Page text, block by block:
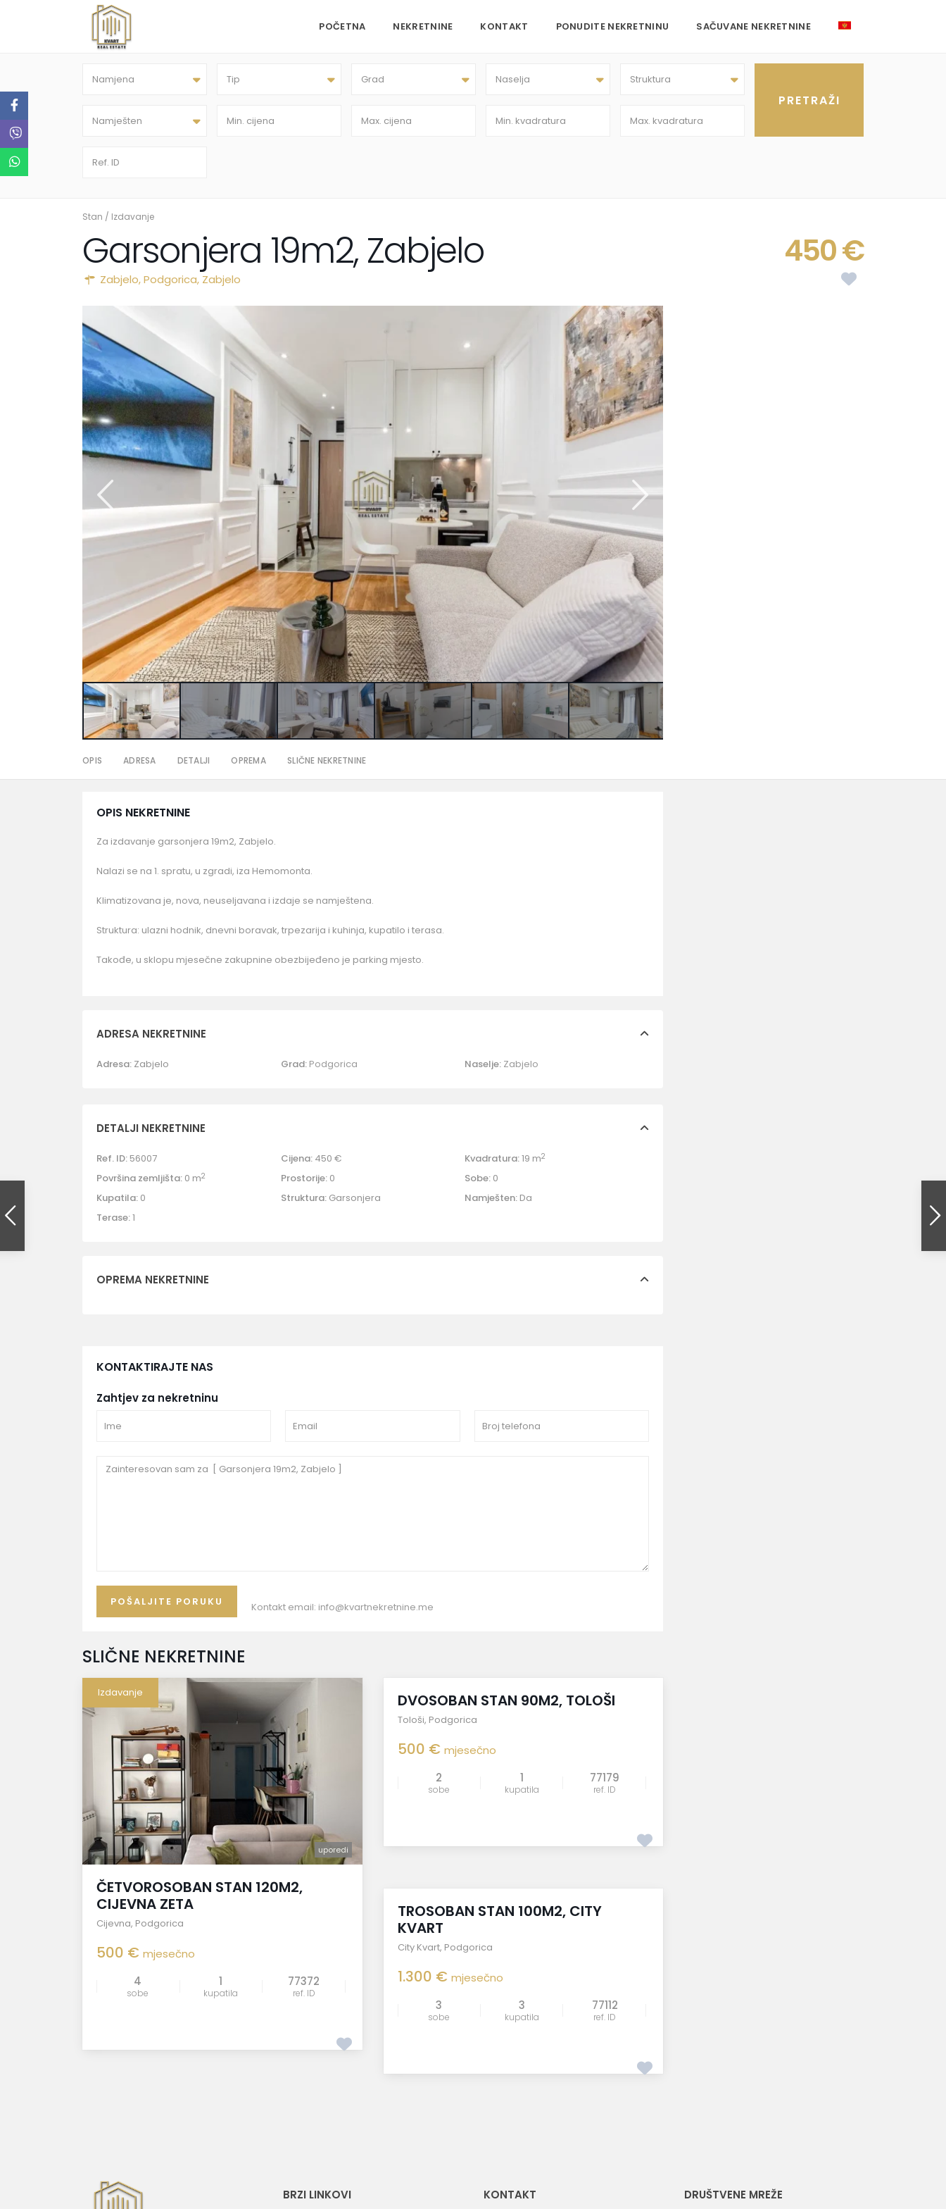
POČETNA NEKRETNINE KONTAKT PONUDITE NEKRETNINU SAČUVANE NEKRETNINE
Namjena Tip Grad Naselja Struktura
Namješten
Stan / Izdavanje
Garsonjera 19m2, Zabjelo 450 €
Zabjelo,Podgorica, Zabjelo
OPIS ADRESA DETALJI OPREMA SLIČNE NEKRETNINE
OPIS NEKRETNINE
Za izdavanje garsonjera 19m2, Zabjelo.
Nalazi se na 1. spratu, u zgradi, iza Hemomonta.
Klimatizovana je, nova, neuseljavana i izdaje se namještena.
Struktura: ulazni hodnik, dnevni boravak, trpezarija i kuhinja, kupatilo i terasa.
Takođe, u sklopu mjesečne zakupnine obezbijeđeno je parking mjesto.
ADRESA NEKRETNINE
Adresa: Zabjelo Grad: Podgorica Naselje: Zabjelo
DETALJI NEKRETNINE
Ref. ID: 56007 Cijena: 450 € Kvadratura:19 m2
Površina zemljišta: 0 m2 Prostorije:0 Sobe: 0
Kupatila: 0 Struktura:Garsonjera Namješten: Da
Terase:1
OPREMA NEKRETNINE
KONTAKTIRAJTE NAS
Zahtjev za nekretninu
Kontakt email: info@kvartnekretnine.me
SLIČNE NEKRETNINE
Izdavanje
uporedi
ČETVOROSOBAN STAN 120M2,
CIJEVNA ZETA
Cijevna, Podgorica
500 € mjesečno
4
sobe
1
kupatila
77372
ref. ID
Izdavanje
DVOSOBAN STAN 90M2, TOLOŠI
Tološi, Podgorica
500 € mjesečno
2
sobe
1
kupatila
77179
ref. ID
Izdavanje
TROSOBAN STAN 100M2, CITY
KVART
City Kvart, Podgorica
1.300 € mjesečno
3
sobe
3
kupatila
77112
ref. ID
BRZI LINKOVI KONTAKT DRUŠTVENE MREŽE